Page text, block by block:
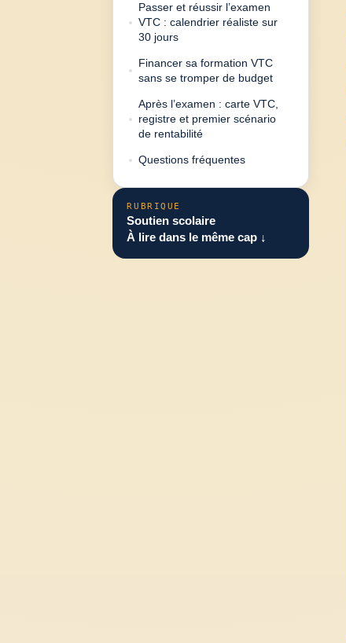
Passer et réussir l’examen
VTC : calendrier réaliste sur
30 jours
Financer sa formation VTC
sans se tromper de budget
Après l’examen : carte VTC,
registre et premier scénario
de rentabilité
Questions fréquentes
RUBRIQUE
Soutien scolaire
À lire dans le même cap ↓